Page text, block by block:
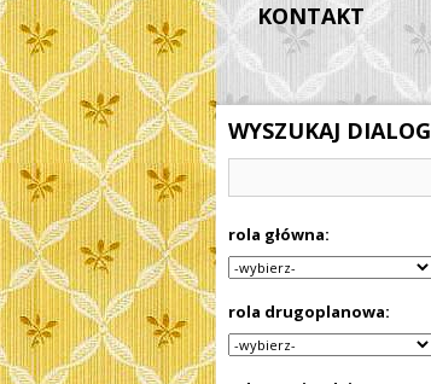
KONTAKT
WYSZUKAJ DIALOG
rola główna:
rola drugoplanowa: